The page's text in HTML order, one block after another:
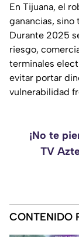
En Tijuana, el
ganancias, sino
Durante 2025
riesgo,
terminales
evitar portar
vulnerabilidad
¡No te
TV
CONTENIDO